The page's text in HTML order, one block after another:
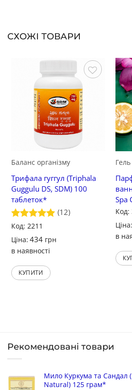
СХОЖІ ТОВАРИ
Зберегти
Баланс організму
Трифала гуггул (Triphala
Guggulu DS, SDM) 100
таблеток*
Оцінено в
(12)
Код: 2211
Ціна: 434 грн
в наявності
КУПИТИ
Spa
Код:
Ціна:
в
Рекомендовані товари
Мило Куркума та Сандал
Natural) 125 грам*